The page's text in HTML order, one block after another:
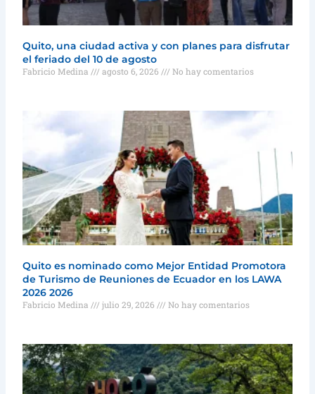
Quito, una ciudad activa y con planes para disfrutar
el feriado del 10 de agosto
Fabricio Medina agosto 6, 2026 No hay comentarios
Quito es nominado como Mejor Entidad Promotora
de Turismo de Reuniones de Ecuador en los LAWA
2026 2026
Fabricio Medina julio 29, 2026 No hay comentarios